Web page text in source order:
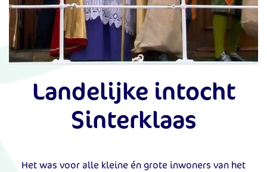
Landelijke intocht
Sinterklaas
Het was voor alle kleine én grote inwoners van het